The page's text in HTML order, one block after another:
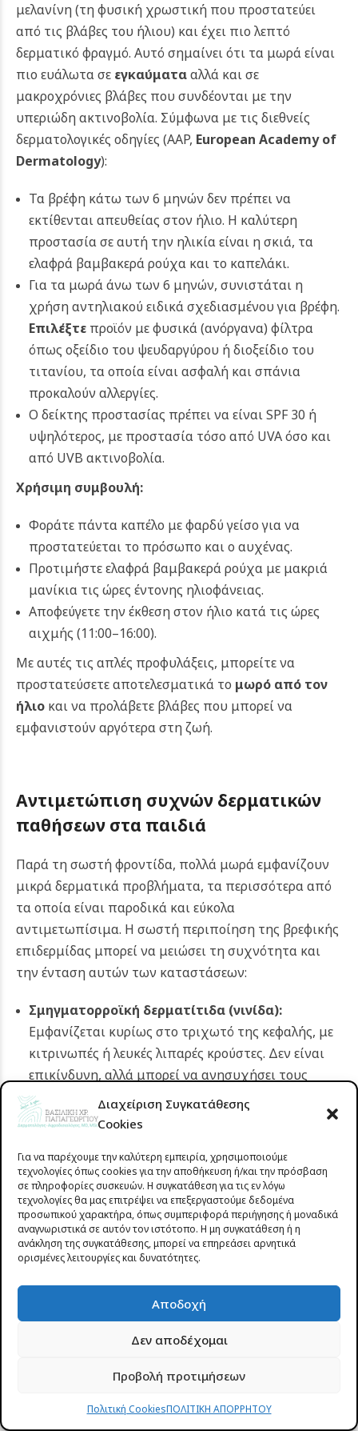
Διαχείριση Συγκατάθεσης
Cookies
Για να παρέχουμε την καλύτερη εμπειρία, χρησιμοποιούμε
τεχνολογίες όπως cookies για την αποθήκευση ή/και την πρόσβαση
σε πληροφορίες συσκευών. Η συγκατάθεση για τις εν λόγω
τεχνολογίες θα μας επιτρέψει να επεξεργαστούμε δεδομένα
προσωπικού χαρακτήρα, όπως συμπεριφορά περιήγησης ή μοναδικά
αναγνωριστικά σε αυτόν τον ιστότοπο. Η μη συγκατάθεση ή η
ανάκληση της συγκατάθεσης, μπορεί να επηρεάσει αρνητικά
ορισμένες λειτουργίες και δυνατότητες.
Αποδοχή
Δεν αποδέχομαι
Προβολή προτιμήσεων
Πολιτική CookiesΠΟΛΙΤΙΚΗ ΑΠΟΡΡΗΤΟΥ
μελανίνη (τη φυσική χρωστική που προστατεύει
από τις βλάβες του ήλιου) και έχει πιο λεπτό
δερματικό φραγμό. Αυτό σημαίνει ότι τα μωρά είναι
πιο ευάλωτα σε εγκαύματααλλά και σε
μακροχρόνιες βλάβες που συνδέονται με την
υπεριώδη ακτινοβολία. Σύμφωνα με τις διεθνείς
δερματολογικές οδηγίες (AAP, European Academy of
Dermatology):
Τα βρέφη κάτω των 6 μηνών δεν πρέπει να
εκτίθενται απευθείας στον ήλιο. Η καλύτερη
προστασία σε αυτή την ηλικία είναι η σκιά, τα
ελαφρά βαμβακερά ρούχα και το καπελάκι.
Για τα μωρά άνω των 6 μηνών, συνιστάται η
χρήση αντηλιακού ειδικά σχεδιασμένου για βρέφη.
Επιλέξτεπροϊόν με φυσικά (ανόργανα) φίλτρα
όπως οξείδιο του ψευδαργύρου ή διοξείδιο του
τιτανίου, τα οποία είναι ασφαλή και σπάνια
προκαλούν αλλεργίες.
Ο δείκτης προστασίας πρέπει να είναι SPF 30 ή
υψηλότερος, με προστασία τόσο από UVA όσο και
από UVB ακτινοβολία.
Χρήσιμη συμβουλή:
Φοράτε πάντα καπέλο με φαρδύ γείσο για να
προστατεύεται το πρόσωπο και ο αυχένας.
Προτιμήστε ελαφρά βαμβακερά ρούχα με μακριά
μανίκια τις ώρες έντονης ηλιοφάνειας.
Αποφεύγετε την έκθεση στον ήλιο κατά τις ώρες
αιχμής (11:00–16:00).
Με αυτές τις απλές προφυλάξεις, μπορείτε να
προστατεύσετε αποτελεσματικά το μωρό από τον
ήλιο και να προλάβετε βλάβες που μπορεί να
εμφανιστούν αργότερα στη ζωή.
Αντιμετώπιση συχνών δερματικών
παθήσεων στα παιδιά
Παρά τη σωστή φροντίδα, πολλά μωρά εμφανίζουν
μικρά δερματικά προβλήματα, τα περισσότερα από
τα οποία είναι παροδικά και εύκολα
αντιμετωπίσιμα. Η σωστή περιποίηση της βρεφικής
επιδερμίδας μπορεί να μειώσει τη συχνότητα και
την ένταση αυτών των καταστάσεων:
Σμηγματορροϊκή δερματίτιδα (νινίδα):
Εμφανίζεται κυρίως στο τριχωτό της κεφαλής, με
κιτρινωπές ή λευκές λιπαρές κρούστες. Δεν είναι
επικίνδυνη, αλλά μπορεί να ανησυχήσει τους
γονείς. Η τακτική ενυδάτωση με ειδικά έλαια και η
χρήση ήπιου σαμπουάν για βρέφη βοηθούν στη
Ατοπική δερματίτιδα (έκζεμα):Πρόκειται για
μια χρόνια φλεγμονώδη κατάσταση που
χαρακτηρίζεται από ξηρότητα, ερυθρότητα και
έντονη φαγούρα. Εμφανίζεται συχνότερα σε μωρά
με οικογενειακό ιστορικό αλλεργιών ή άσθματος. Η
συστηματική ενυδάτωση με ειδικά σκευάσματα
για ατοπικό δέρμα είναι ο πιο σημαντικός τρόπος
πρόληψης εξάρσεων. Σε πιο σοβαρές περιπτώσεις
απαιτείται ιατρική καθοδήγηση.
ερυθρά στίγματα από θερμότητα ή μικρά
χωρίς θεραπεία. Η καλή υγιεινή, η αποφυγή